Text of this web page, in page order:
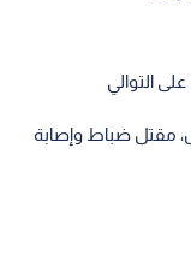
مقتل ضباط وإصابة